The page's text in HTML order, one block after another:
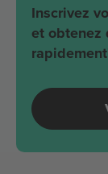
Inscrivez
et obtenez